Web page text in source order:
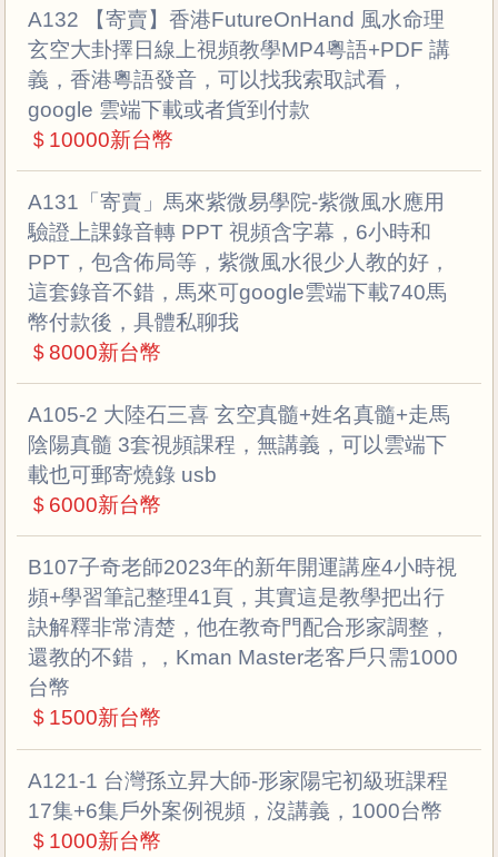
A132 【寄賣】香港FutureOnHand 風水命理
玄空大卦擇日線上視頻教學MP4粵語+PDF 講
義，香港粵語發音，可以找我索取試看，
google 雲端下載或者貨到付款
＄10000新台幣
A131「寄賣」馬來紫微易學院-紫微風水應用
驗證上課錄音轉 PPT 視頻含字幕，6小時和
PPT，包含佈局等，紫微風水很少人教的好，
這套錄音不錯，馬來可google雲端下載740馬
幣付款後，具體私聊我
＄8000新台幣
A105-2 大陸石三喜 玄空真髓+姓名真髓+走馬
陰陽真髓 3套視頻課程，無講義，可以雲端下
載也可郵寄燒錄 usb
＄6000新台幣
B107子奇老師2023年的新年開運講座4小時視
頻+學習筆記整理41頁，其實這是教學把出行
訣解釋非常清楚，他在教奇門配合形家調整，
還教的不錯，，Kman Master老客戶只需1000
台幣
＄1500新台幣
A121-1 台灣孫立昇大師-形家陽宅初級班課程
17集+6集戶外案例視頻，沒講義，1000台幣
＄1000新台幣